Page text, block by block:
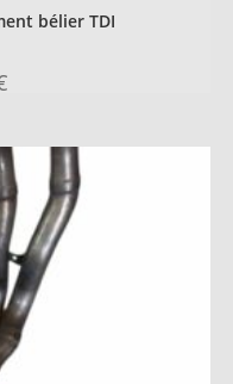
bélier TDI